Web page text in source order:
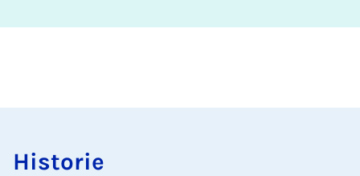
His­to­rie